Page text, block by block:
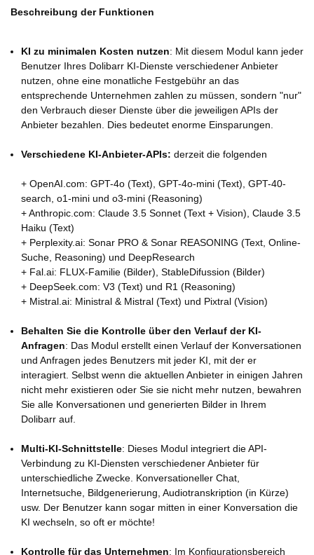
Beschreibung der Funktionen
KI zu minimalen Kosten nutzen: Mit diesem Modul kann jeder
Benutzer Ihres Dolibarr KI-Dienste verschiedener Anbieter
nutzen, ohne eine monatliche Festgebühr an das
entsprechende Unternehmen zahlen zu müssen, sondern "nur"
den Verbrauch dieser Dienste über die jeweiligen APIs der
Anbieter bezahlen. Dies bedeutet enorme Einsparungen.
Verschiedene KI-Anbieter-APIs: derzeit die folgenden
+ OpenAI.com: GPT-4o (Text), GPT-4o-mini (Text), GPT-40-
search, o1-mini und o3-mini (Reasoning)
+ Anthropic.com: Claude 3.5 Sonnet (Text + Vision), Claude 3.5
Haiku (Text)
+ Perplexity.ai: Sonar PRO & Sonar REASONING (Text, Online-
Suche, Reasoning) und DeepResearch
+ Fal.ai: FLUX-Familie (Bilder), StableDifussion (Bilder)
+ DeepSeek.com: V3 (Text) und R1 (Reasoning)
+ Mistral.ai: Ministral & Mistral (Text) und Pixtral (Vision)
Behalten Sie die Kontrolle über den Verlauf der KI-
Anfragen: Das Modul erstellt einen Verlauf der Konversationen
und Anfragen jedes Benutzers mit jeder KI, mit der er
interagiert. Selbst wenn die aktuellen Anbieter in einigen Jahren
nicht mehr existieren oder Sie sie nicht mehr nutzen, bewahren
Sie alle Konversationen und generierten Bilder in Ihrem
Dolibarr auf.
Multi-KI-Schnittstelle: Dieses Modul integriert die API-
Verbindung zu KI-Diensten verschiedener Anbieter für
unterschiedliche Zwecke. Konversationeller Chat,
Internetsuche, Bildgenerierung, Audiotranskription (in Kürze)
usw. Der Benutzer kann sogar mitten in einer Konversation die
KI wechseln, so oft er möchte!
Kontrolle für das Unternehmen: Im Konfigurationsbereich